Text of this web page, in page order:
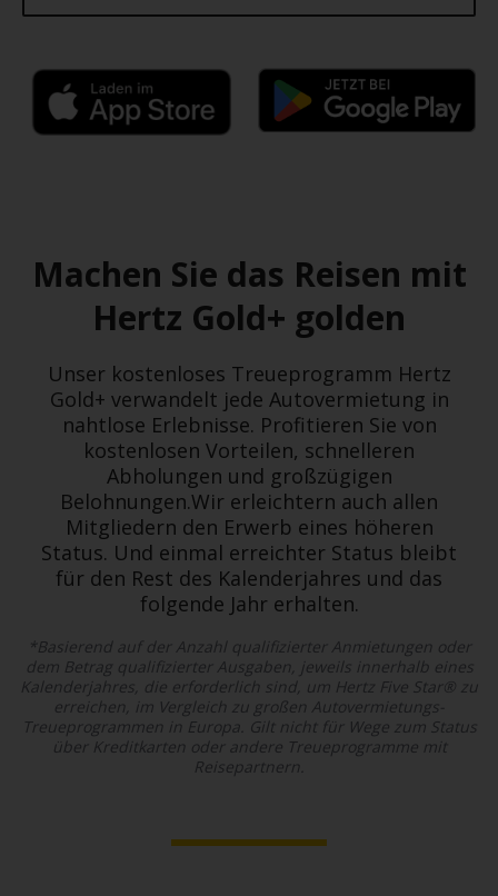
Machen Sie das Reisen mit
Hertz Gold+ golden
Unser kostenloses Treueprogramm Hertz
Gold+ verwandelt jede Autovermietung in
nahtlose Erlebnisse. Profitieren Sie von
kostenlosen Vorteilen, schnelleren
Abholungen und großzügigen
Belohnungen.Wir erleichtern auch allen
Mitgliedern den Erwerb eines höheren
Status. Und einmal erreichter Status bleibt
für den Rest des Kalenderjahres und das
folgende Jahr erhalten.
*Basierend auf der Anzahl qualifizierter Anmietungen oder
dem Betrag qualifizierter Ausgaben, jeweils innerhalb eines
Kalenderjahres, die erforderlich sind, um Hertz Five Star® zu
erreichen, im Vergleich zu großen Autovermietungs-
Treueprogrammen in Europa. Gilt nicht für Wege zum Status
über Kreditkarten oder andere Treueprogramme mit
Reisepartnern.